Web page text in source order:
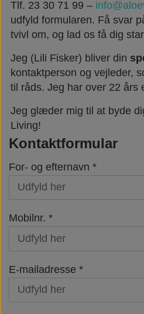
Tlf. 23 30 71 99 –
udfyld formularen. Få svar
tvivl om, og lad os få dig
Jeg (Lili Fisker) bliver din
kontaktperson og vejleder,
til råds. Jeg har over 22 års
Jeg glæder mig til at byde
Living!
Kontaktformular
For- og efternavn *
Mobilnr. *
E-mailadresse *